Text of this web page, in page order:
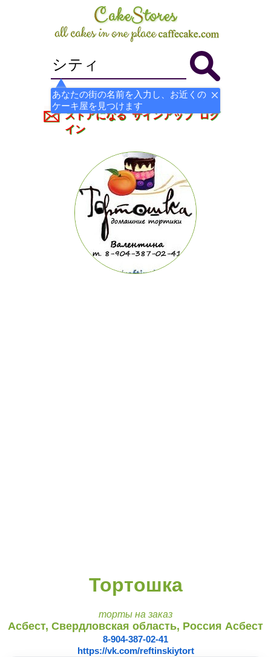
あなたの街の名前を入力し、お近くの
ケーキ屋を見つけます
ストアになる サインアップ ログ
イン
Тортошка
торты на заказ
Асбест, Свердловская область, Россия Асбест
8-904-387-02-41
https://vk.com/reftinskiytort